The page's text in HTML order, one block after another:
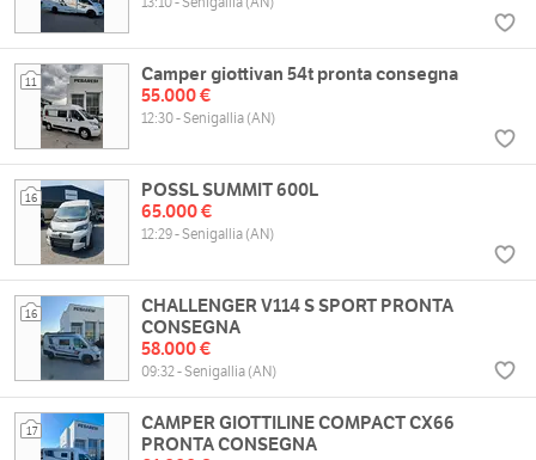
11
Camper giottivan 54t pronta consegna
55.000 €
12:30 - Senigallia (AN)
16
POSSL SUMMIT 600L
65.000 €
12:29 - Senigallia (AN)
16
CHALLENGER V114 S SPORT PRONTA
CONSEGNA
58.000 €
09:32 - Senigallia (AN)
17
CAMPER GIOTTILINE COMPACT CX66
PRONTA CONSEGNA